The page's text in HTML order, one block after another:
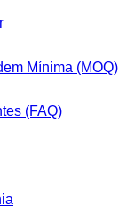
Mínima (MOQ)
(FAQ)